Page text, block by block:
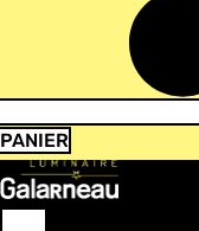
PANIER